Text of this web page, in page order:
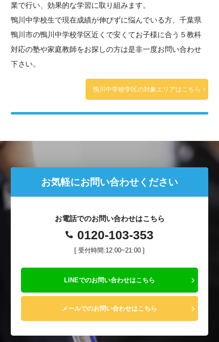
業で行い、効果的な学習に取り組みます。
鴨川中学校生で現在成績が伸びずに悩んでいる方、千葉県
鴨川市の鴨川中学校学区近くで安くてお子様に合う５教科
対応の塾や家庭教師をお探しの方は是非一度お問い合わせ
下さい。
鴨川中学校学区の対象エリアはこちら
お気軽にお問い合わせください
お電話でのお問い合わせはこちら
0120-103-353
[ 受付時間:12:00~21:00 ]
LINEでのお問い合わせはこちら
メールでのお問い合わせはこちら